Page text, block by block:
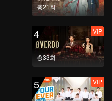
총21회
4
총33회
VIP
5 VIP